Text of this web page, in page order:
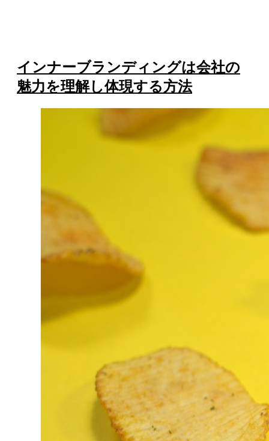
インナーブランディングは会社の
魅力を理解し体現する方法